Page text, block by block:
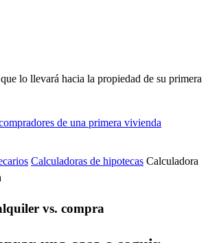
lo llevará hacia la propiedad de su primera
de una primera vivienda
Calculadoras de hipotecas Calculadora
vs. compra